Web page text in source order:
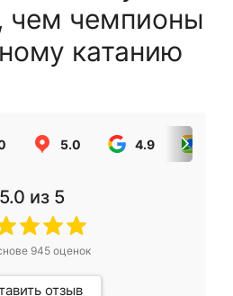
чем чемпионы
катанию
5.0 4.9
5.0 из 5
945оценок
отзыв